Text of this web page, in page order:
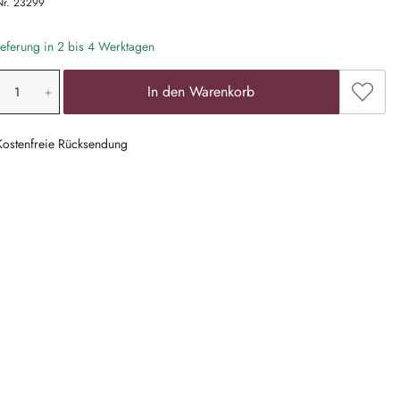
in 2 bis 4 Werktagen
Anzahl: Gib den gewünschten
In den Warenkorb Zum
Rücksendung